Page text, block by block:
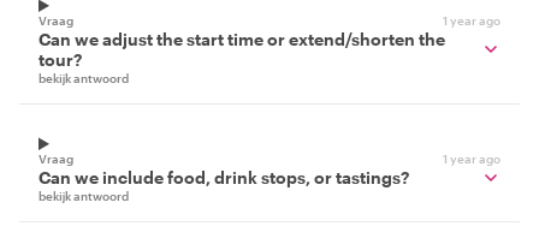
Vraag 1 year ago
Can we adjust the start time or extend/shorten the
tour?
bekijk antwoord
Vraag 1 year ago
Can we include food, drink stops, or tastings?
bekijk antwoord